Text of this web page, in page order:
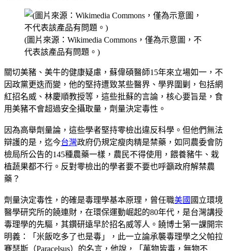
(圖片來源：Wikimedia Commons，僅為示意圖，不
代表該產品有問題。)
關切美豬、美牛的健康疑慮，蘇偉碩醫師15年來立場如一，不
因政黨更迭而變，他的堅持遭致某些醫界、學界圍剿，包括網
紅招名威、林慶順教授等，這些批蘇的言論，核心要旨是，食
用美豬不會超過安全攝取量，劑量決定毒性。
因為高舉劑量論，這些學者堅持零檢出違反科學。但他們無法
辯護的是，迄今台灣政府仍規定瘦肉精是禁藥，如同農委會防
檢局所公告的145種農藥一樣，農民不得使用，餵養豬牛、栽
植蔬果都不行。反對零檢出的學者要不要也呼籲政府解禁農
藥？
劑量決定毒性，的確是毒理學基本原理，曾任職美國 國立環境
醫學研究所的饒連財，在環保運動崛起的80年代，是台灣講授
毒理學的先驅，其鑽研遠早於招名威等人。饒博士第一課開宗
明義：「米飯吃多了也是毒」，此一立論承襲毒理學之父帕拉
賽瑟斯（Paracelsus）的名言，他說，「萬物皆毒，無物不